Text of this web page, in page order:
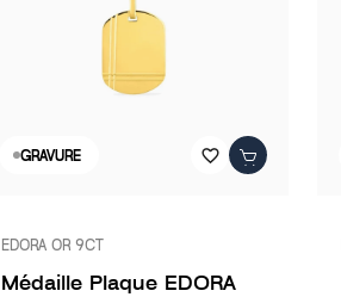
GRAVURE favorite_border
EDORA OR 9CT
Médaille Plaque EDORA